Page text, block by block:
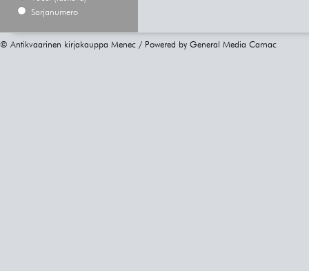
Sarjanumero
© Antikvaarinen kirjakauppa Menec / Powered by General Media Carnac